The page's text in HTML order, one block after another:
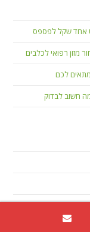
אחד שקל לפספס
מזון רפואי לכלבים
לכם
חשוב לבדוק